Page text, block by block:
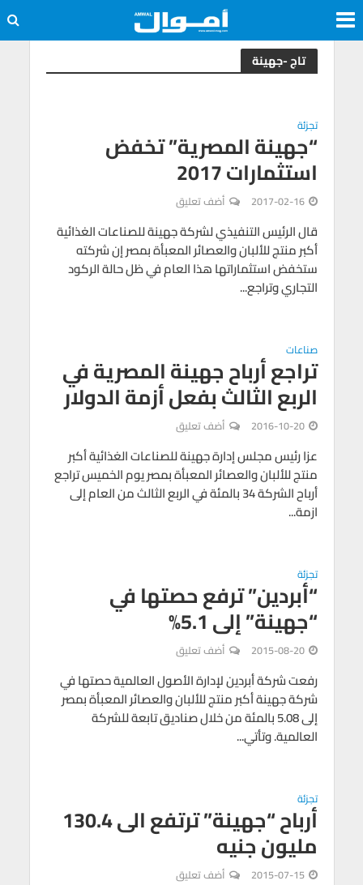
تاج -جهينة
تجزئة
“جهينة المصرية” تخفض
استثمارات 2017
2017-02-16 أضف تعليق
قال الرئيس التنفيذي لشركة جهينة للصناعات الغذائية
أكبر منتج للألبان والعصائر المعبأة بمصر إن شركته
ستخفض استثماراتها هذا العام في ظل حالة الركود
التجاري وتراجع...
صناعات
تراجع أرباح جهينة المصرية في
الربع الثالث بفعل أزمة الدولار
2016-10-20 أضف تعليق
عزا رئيس مجلس إدارة جهينة للصناعات الغذائية أكبر
منتج للألبان والعصائر المعبأة بمصر يوم الخميس تراجع
أرباح الشركة 34 بالمئة في الربع الثالث من العام إلى
ازمة...
تجزئة
“أبردين” ترفع حصتها في
“جهينة” إلى 5.1%
2015-08-20 أضف تعليق
رفعت شركة أبردين لإدارة الأصول العالمية حصتها في
شركة جهينة أكبر منتج للألبان والعصائر المعبأة بمصر
إلى 5.08 بالمئة من خلال صناديق تابعة للشركة
العالمية. وتأتي...
تجزئة
أرباح “جهينة” ترتفع الى 130.4
مليون جنيه
2015-07-15 أضف تعليق